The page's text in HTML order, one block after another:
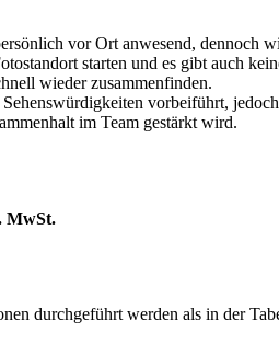
vor Ort anwesend, dennoch
starten und es gibt auch
wieder zusammenfinden.
vorbeiführt,
im Team gestärkt wird.
MwSt.
durchgeführt werden als in der